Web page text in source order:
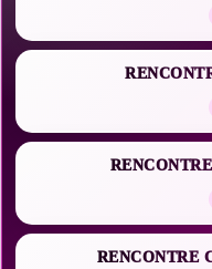
RENCONTRE